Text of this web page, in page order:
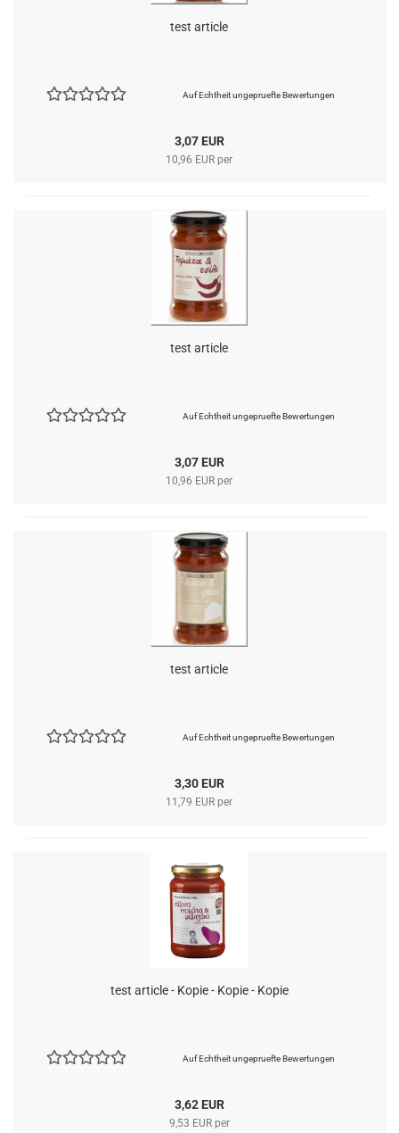
test article
Auf Echtheit ungepruefte Bewertungen
3,07 EUR
10,96 EUR per
test article
Auf Echtheit ungepruefte Bewertungen
3,07 EUR
10,96 EUR per
test article
Auf Echtheit ungepruefte Bewertungen
3,30 EUR
11,79 EUR per
test article - Kopie - Kopie - Kopie
Auf Echtheit ungepruefte Bewertungen
3,62 EUR
9,53 EUR per